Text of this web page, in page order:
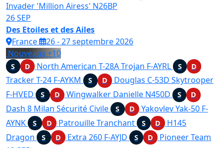
Invader 'Million Airess' N26BP
26SEP
Des Etoiles et des Ailes
France
26 - 27 septembre 2026
Nouveaux+10
S D North American T-28A Trojan F-AYRL S D
Tracker T-24 F-AYKM S D
Douglas C-53D Skytrooper
F-HVED
S D Wingwalker Danielle N450D S D
Dash 8 Milan Sécurité Civile S D Yakovlev Yak-50 F-
AYNK
S D Patrouille Tranchant S D
H145
Dragon
S D Extra 260 F-AYJD S D
Pioneer Team